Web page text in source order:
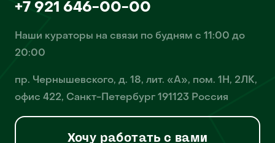
+7 921 646-00-00
Наши кураторы на связи по будням с 11:00 до
20:00
пр. Чернышевского, д. 18, лит. «А», пом. 1Н, 2ЛК,
офис 422, Санкт-Петербург 191123 Россия
Хочу работать с вами